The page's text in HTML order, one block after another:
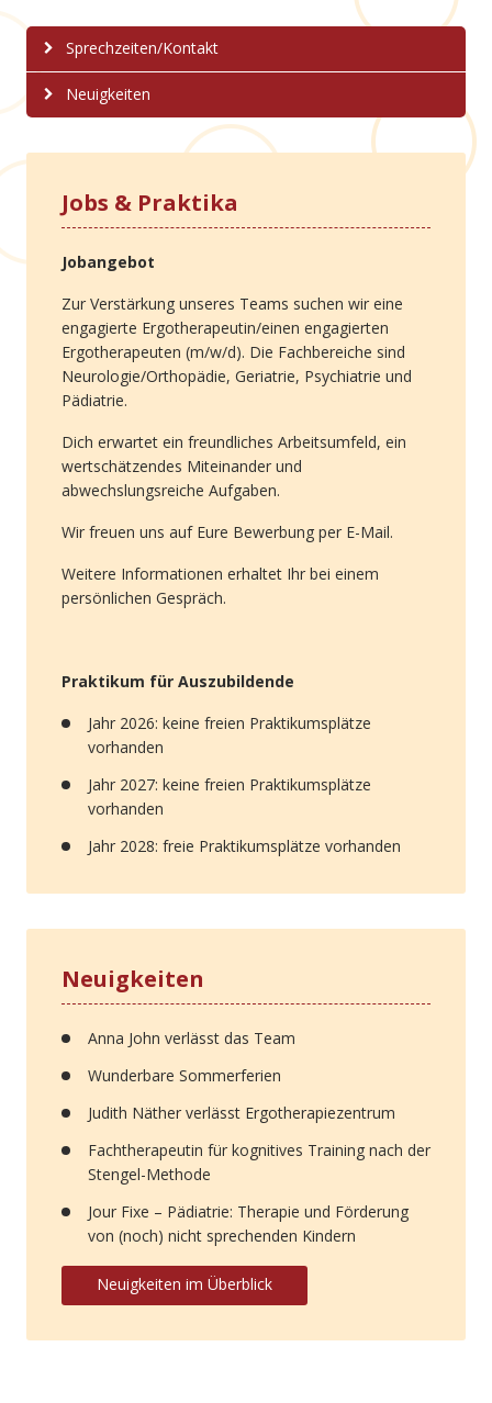
Sprechzeiten/Kontakt
Neuigkeiten
Jobs & Praktika
Jobangebot
Zur Verstärkung unseres Teams suchen wir eine
engagierte Ergotherapeutin/einen engagierten
Ergotherapeuten (m/w/d). Die Fachbereiche sind
Neurologie/Orthopädie, Geriatrie, Psychiatrie und
Pädiatrie.
Dich erwartet ein freundliches Arbeitsumfeld, ein
wertschätzendes Miteinander und
abwechslungsreiche Aufgaben.
Wir freuen uns auf Eure Bewerbung per E-Mail.
Weitere Informationen erhaltet Ihr bei einem
persönlichen Gespräch.
Praktikum für Auszubildende
Jahr 2026: keine freien Praktikumsplätze
vorhanden
Jahr 2027: keine freien Praktikumsplätze
vorhanden
Jahr 2028: freie Praktikumsplätze vorhanden
Neuigkeiten
Anna John verlässt das Team
Wunderbare Sommerferien
Judith Näther verlässt Ergotherapiezentrum
Fachtherapeutin für kognitives Training nach der
Stengel-Methode
Jour Fixe – Pädiatrie: Therapie und Förderung
von (noch) nicht sprechenden Kindern
Neuigkeiten im Überblick